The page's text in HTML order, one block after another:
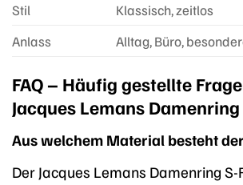
Stil
Klassisch, zeitlos
Anlass
Alltag, Büro,
FAQ – Häufig gestellte
Jacques Lemans
Aus welchem Material besteht
Der Jacques Lemans Damenring